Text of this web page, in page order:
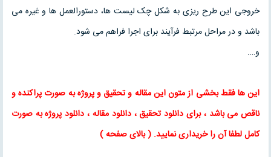
خروجی این طرح ریزی به شکل چک لیست ها، دستورالعمل ها و غیره می
باشد و در مراحل مرتبط فرآیند برای اجرا فراهم می شود.
و….
این ها فقط بخشی از متون اینمقاله وتحقیق و پروژه به صورت پراکنده و
ناقص می باشد ، برای دانلود تحقیق ،دانلود مقاله ، دانلود پروژه به صورت
کامل لطفا آن را خریداری نمایید. (بالای صفحه)